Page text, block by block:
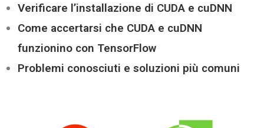
Verificare l’installazione di CUDA e cuDNN
Come accertarsi che CUDA e cuDNN
funzionino con TensorFlow
Problemi conosciuti e soluzioni più comuni